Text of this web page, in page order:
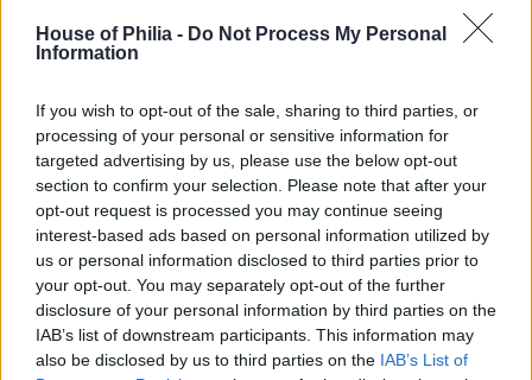
House of Philia - Do Not Process My Personal
Information
If you wish to opt-out of the sale, sharing to third parties, or
processing of your personal or sensitive information for
targeted advertising by us, please use the below opt-out
section to confirm your selection. Please note that after your
opt-out request is processed you may continue seeing
interest-based ads based on personal information utilized by
us or personal information disclosed to third parties prior to
your opt-out. You may separately opt-out of the further
disclosure of your personal information by third parties on the
IAB’s list of downstream participants. This information may
also be disclosed by us to third parties on the IAB’s List of
oktober 2023
september 2023
juli 2023
juni 2023
maj 2023
april 2023
mars 2023
februari 2023
januari 2023
december 2022
november 2022
oktober 2022
september 2022
augusti 2022
juli 2022